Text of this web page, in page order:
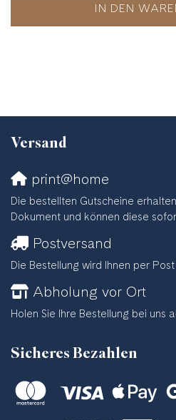
IN DEN
Versand
print@home
Die bestellten Gutscheine
Dokument und können diese
Postversand
Die Bestellung wird Ihnen per
Abholung vor Ort
Holen Sie Ihre Bestellung bei uns
Sicheres Bezahlen